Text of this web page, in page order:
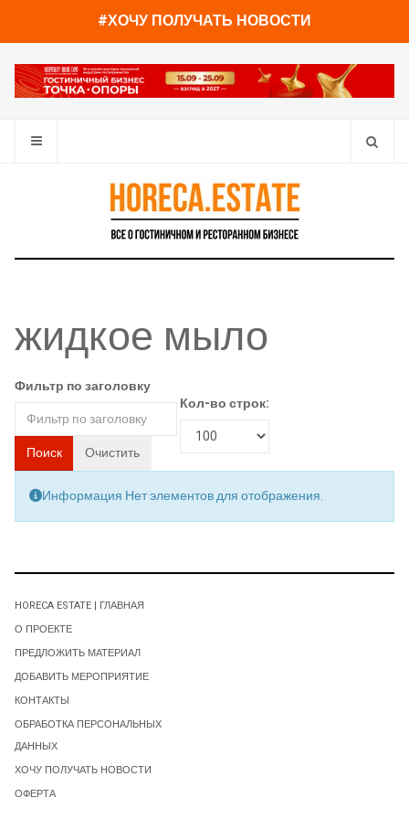
#ХОЧУ ПОЛУЧАТЬ НОВОСТИ
жидкое мыло
Фильтр по заголовку
Поиск Очистить
Кол-во строк:
Информация Нет элементов для отображения.
HORECA ESTATE | ГЛАВНАЯ
О ПРОЕКТЕ
ПРЕДЛОЖИТЬ МАТЕРИАЛ
ДОБАВИТЬ МЕРОПРИЯТИЕ
КОНТАКТЫ
ОБРАБОТКА ПЕРСОНАЛЬНЫХ
ДАННЫХ
ХОЧУ ПОЛУЧАТЬ НОВОСТИ
ОФЕРТА